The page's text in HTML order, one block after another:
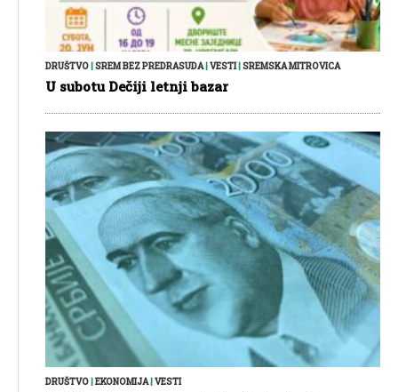
DRUŠTVO SREM BEZ PREDRASUDA| VESTI| SREMSKA MITROVICA
U subotu Dečiji letnji bazar
DRUŠTVO EKONOMIJA| VESTI